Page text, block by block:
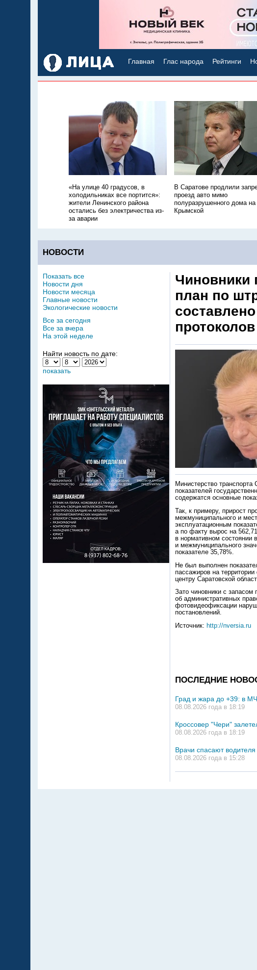
Главная Глас народа Рейтинги
«На улице 40 градусов, в
холодильниках все портится»:
жители Ленинского района
остались без электричества из-
за аварии
В Саратове продлили
проезд авто мимо
полуразрушенного дома на
Крымской
НОВОСТИ
Чиновники
план по
протоколов
Министерство транспорта
показателей
содержатся основные
Так, к примеру, прирост
межмуниципального и
эксплуатационным
а по факту вырос на
в нормативном состоянии
и межмуниципального
показателе 35,78%.
Не был выполнен
пассажиров на
центру Саратовской
Зато чиновники с
об административных
фотовидеофиксации
постановлений.
Источник: http://nversia.ru
ПОСЛЕДНИЕ
Град и жара до +39: в
08.08.2026 года в 18:19
Кроссовер "Чери"
08.08.2026 года в 18:19
Врачи спасают
08.08.2026 года в 15:28
Показать все
Новости дня
Новости месяца
Главные новости
Экологические новости
Все за сегодня
Все за вчера
На этой неделе
Найти новость по дате:
показать